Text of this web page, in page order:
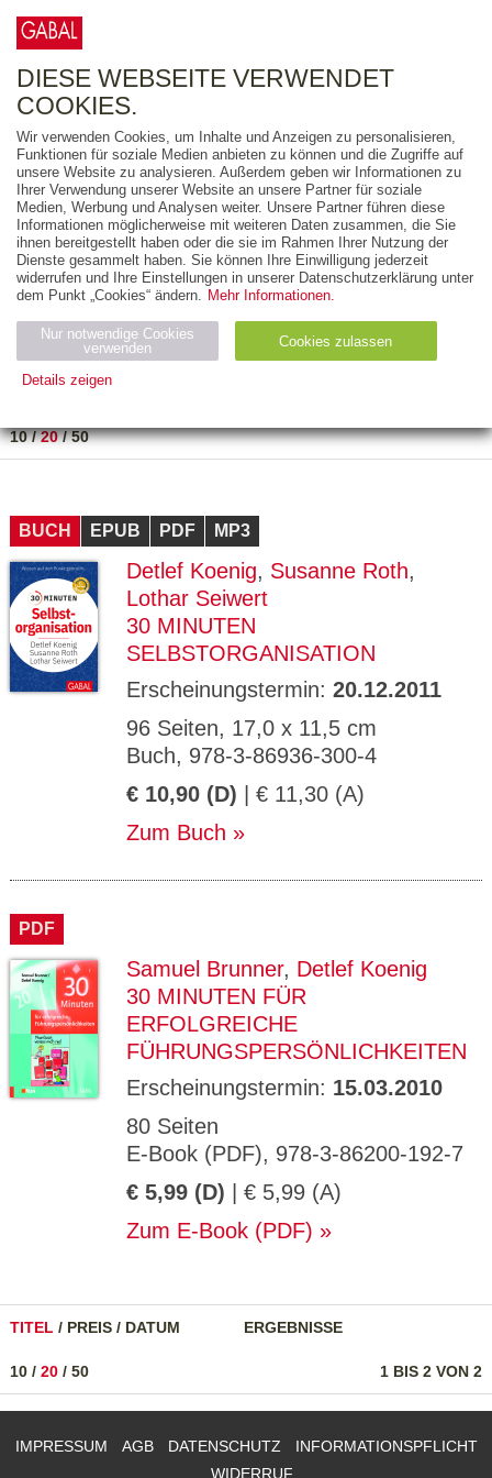
FREITEXT
AUSGABEART
AUS DER REIHE
ZUM THEMA
Neuerscheinung
Bestseller
PREIS
10/20/50
BUCH EPUB PDF MP3
Detlef Koenig, Susanne Roth,
Lothar Seiwert
30 MINUTEN
SELBSTORGANISATION
Erscheinungstermin: 20.12.2011
96 Seiten, 17,0 x 11,5 cm
Buch, 978-3-86936-300-4
€ 10,90 (D) | € 11,30 (A)
Zum Buch
PDF
Samuel Brunner, Detlef Koenig
30 MINUTEN FÜR
ERFOLGREICHE
FÜHRUNGSPERSÖNLICHKEITEN
Erscheinungstermin: 15.03.2010
80 Seiten
E-Book (PDF), 978-3-86200-192-7
€ 5,99 (D) | € 5,99 (A)
Zum E-Book (PDF)
TITEL / PREIS / DATUM ERGEBNISSE
1 BIS 2 VON 2
10 / 20 / 50
IMPRESSUM AGB DATENSCHUTZ
INFORMATIONSPFLICHT
WIDERRUF
DIESE WEBSEITE VERWENDET
COOKIES.
Wir verwenden Cookies, um Inhalte und Anzeigen zu personalisieren,
Funktionen für soziale Medien anbieten zu können und die Zugriffe auf
unsere Website zu analysieren. Außerdem geben wir Informationen zu
Ihrer Verwendung unserer Website an unsere Partner für soziale
Medien, Werbung und Analysen weiter. Unsere Partner führen diese
Informationen möglicherweise mit weiteren Daten zusammen, die Sie
ihnen bereitgestellt haben oder die sie im Rahmen Ihrer Nutzung der
Dienste gesammelt haben. Sie können Ihre Einwilligung jederzeit
widerrufen und Ihre Einstellungen in unserer Datenschutzerklärung unter
dem Punkt „Cookies“ ändern. Mehr Informationen.
Nur notwendige Cookies
verwenden
Cookies zulassen
Details zeigen
Name Zweck
ESSION
_ID
verlag.
de
Session verwendet
GV_CO
OKIES
gabal-
Speichert den Zustimmungsstatus des
Benutzers für Cookies auf der aktuellen
Domäne.